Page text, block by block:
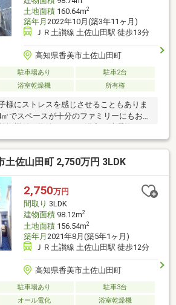
土地面積160.64m2
築年月 2022年10月(築3年11ヶ月)
ＪＲ土讃線 土佐山田駅 徒歩13分
高知県香美市土佐山田町
駐車場あり
駐車2台
浴室乾燥機 所有権
様にストレスを感じさせることもありま
でスペースが十分のファミリーにもおす
去してカビを防げます。シャワー付き洗
収納付きになっています。3LDKの物件
、開放感があります。オートロック設備
て生活ができます。室内の環境も良好
て物件となっております。
土佐山田町 2,750万円 3LDK
2,750万円
間取り 3LDK
建物面積98.12m2
土地面積156.54m2
築年月 2021年8月(築5年1ヶ月)
ＪＲ土讃線 土佐山田駅 徒歩12分
高知県香美市土佐山田町
駐車場あり
駐車3台
オール電化 浴室乾燥機